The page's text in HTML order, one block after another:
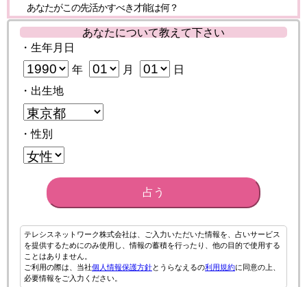
あなたがこの先活かすべき才能は何？
あなたについて教えて下さい
・生年月日
年 月
日
・出生地
・性別
占う
テレシスネットワーク株式会社は、ご入力いただいた情報を、占いサービス
を提供するためにのみ使用し、情報の蓄積を行ったり、他の目的で使用する
ことはありません。
ご利用の際は、当社個人情報保護方針とうらなえるの利用規約に同意の上、
必要情報をご入力ください。